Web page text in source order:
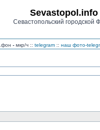
Sevastopol.info
Севастопольский городской
- мкр/ч :: telegram :: наш фото-